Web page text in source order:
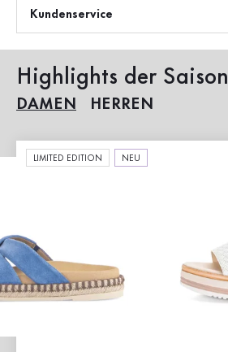
Kundenservice
Highlights der Saison
DAMEN HERREN
LIMITED EDITION NEU